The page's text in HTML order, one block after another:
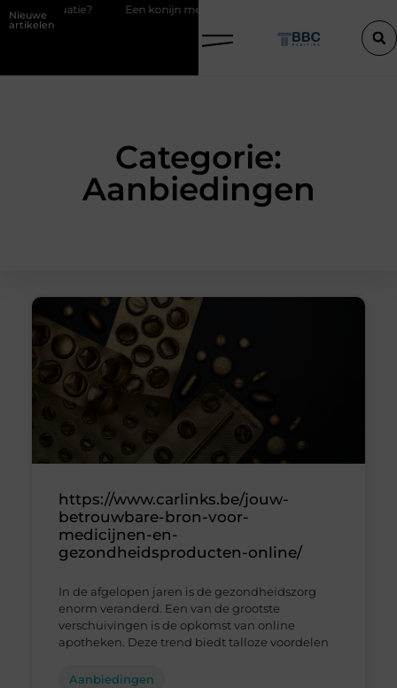
Nieuwe
artikelen
met pit en waarom RaBBiT verrast
Categorie:
Aanbiedingen
https://www.carlinks.be/jouw-
betrouwbare-bron-voor-
medicijnen-en-
gezondheidsproducten-online/
In de afgelopen jaren is de gezondheidszorg
enorm veranderd. Een van de grootste
verschuivingen is de opkomst van online
apotheken. Deze trend biedt talloze voordelen
Aanbiedingen